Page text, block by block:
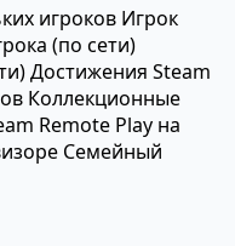
игроков Игрок
(по сети)
Достижения Steam
Коллекционные
Remote Play на
Семейный